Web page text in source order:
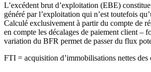
L’excédent brut d’exploitation (EBE)
généré par l’exploitation qui n’est toutefois
Calculé exclusivement à partir du compte de
en compte les décalages de paiement client –
variation du BFR permet de passer du flux
FTI = acquisition d’immobilisations nettes des